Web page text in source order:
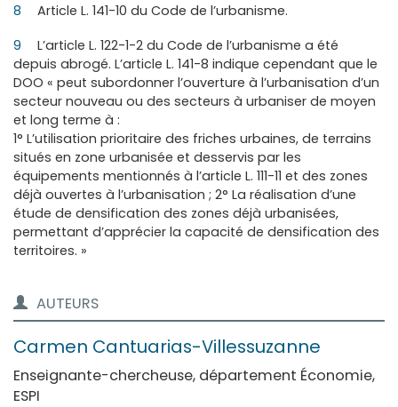
8
Article L. 141-10 du Code de l’urbanisme.
9
L’article L. 122-1-2 du Code de l’urbanisme a été
depuis abrogé. L’article L. 141-8 indique cependant que le
DOO « peut subordonner l’ouverture à l’urbanisation d’un
secteur nouveau ou des secteurs à urbaniser de moyen
et long terme à :
1° L’utilisation prioritaire des friches urbaines, de terrains
situés en zone urbanisée et desservis par les
équipements mentionnés à l’article L. 111-11 et des zones
déjà ouvertes à l’urbanisation ; 2° La réalisation d’une
étude de densification des zones déjà urbanisées,
permettant d’apprécier la capacité de densification des
territoires. »
AUTEURS
Carmen Cantuarias-Villessuzanne
Enseignante-chercheuse, département Économie,
ESPI